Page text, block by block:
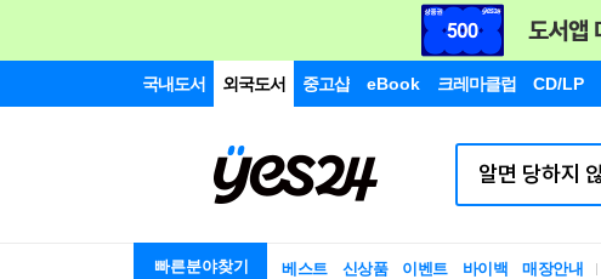
국내도서 외국도서 중고샵 eBook 크레마클럽 CD/LP
빠른분야찾기 베스트 신상품 이벤트 바이백 매장안내